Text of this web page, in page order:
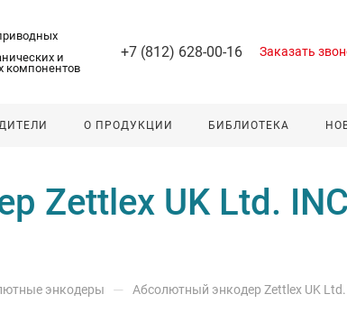
и
компонентов
+7 (812) 628-00-16 Заказать
О ПРОДУКЦИИ БИБЛИОТЕКА
Zettlex UK Ltd.
энкодеры — Абсолютный энкодер Zettlex UK Ltd.